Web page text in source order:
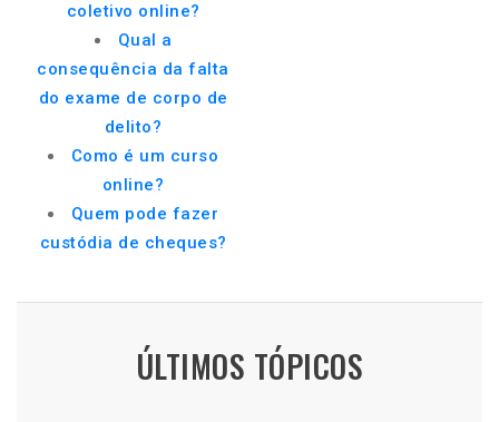
coletivo online?
Qual a
consequência da falta
do exame de corpo de
delito?
Como é um curso
online?
Quem pode fazer
custódia de cheques?
ÚLTIMOS TÓPICOS